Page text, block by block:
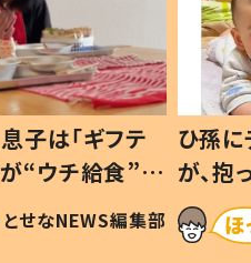
子は「ギフテ
“ウチ給食”を
は #令和の親
とせなNEWS編集部
ひ孫
が、
「涙が
い」